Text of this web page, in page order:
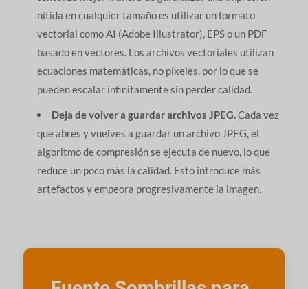
nítida en cualquier tamaño es utilizar un formato
vectorial como AI (Adobe Illustrator), EPS o un PDF
basado en vectores. Los archivos vectoriales utilizan
ecuaciones matemáticas, no píxeles, por lo que se
pueden escalar infinitamente sin perder calidad.
Deja de volver a guardar archivos JPEG.Cada vez
que abres y vuelves a guardar un archivo JPEG, el
algoritmo de compresión se ejecuta de nuevo, lo que
reduce un poco más la calidad. Esto introduce más
artefactos y empeora progresivamente la imagen.